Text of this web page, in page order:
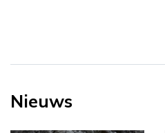
Nieuws